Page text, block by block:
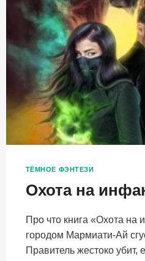
ТЁМНОЕ ФЭНТЕЗИ
Охота на
Про что книга «Охота на
городом Мармиати-Ай
Правитель жестоко убит,